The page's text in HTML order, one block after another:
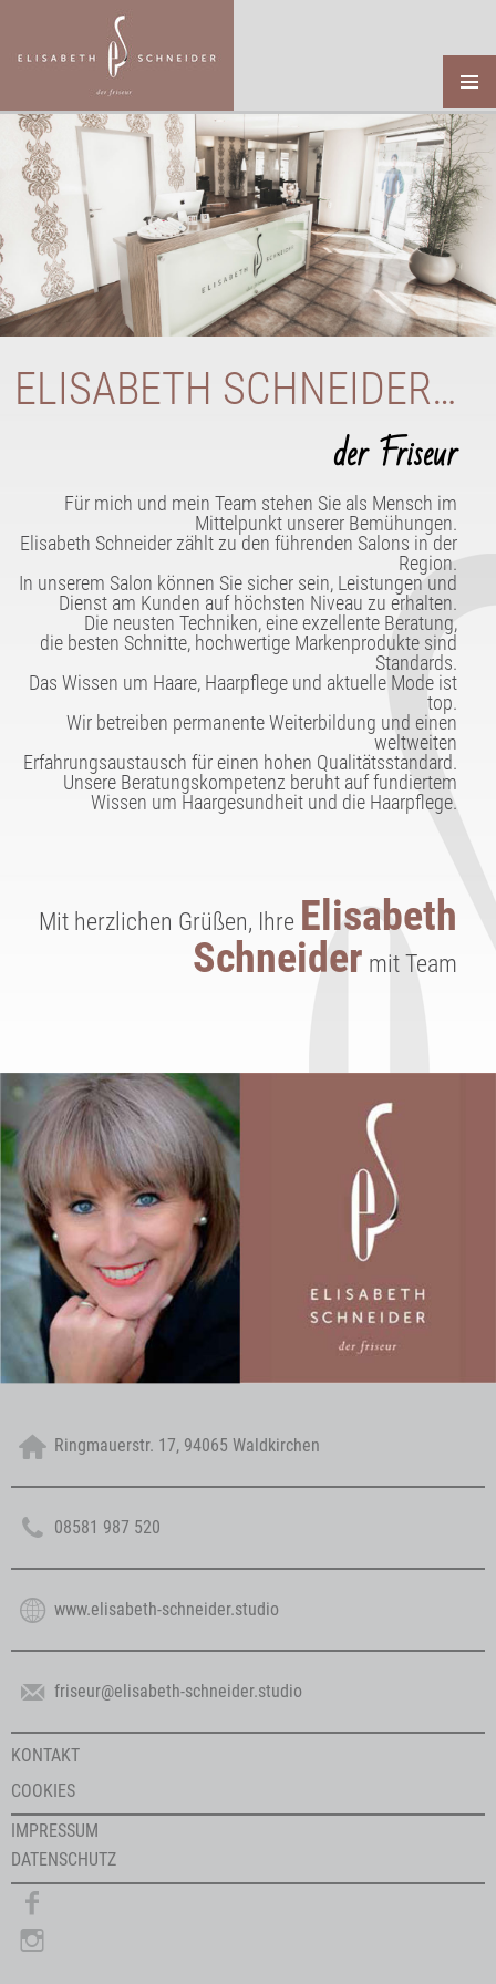
Menü
ZUM
ELISABETH SCHNEIDER…
der Friseur
Für mich und mein Team stehen Sie als Mensch im
Mittelpunkt unserer Bemühungen.
Elisabeth Schneider zählt zu den führenden Salons in der
Region.
In unserem Salon können Sie sicher sein, Leistungen und
Dienst am Kunden auf höchsten Niveau zu erhalten.
Die neusten Techniken, eine exzellente Beratung,
die besten Schnitte, hochwertige Markenprodukte sind
Standards.
Das Wissen um Haare, Haarpflege und aktuelle Mode ist
top.
Wir betreiben permanente Weiterbildung und einen
weltweiten
Erfahrungsaustausch für einen hohen Qualitätsstandard.
Unsere Beratungskompetenz beruht auf fundiertem
Wissen um Haargesundheit und die Haarpflege.
Mit herzlichen Grüßen, Ihre Elisabeth
Schneider mit Team
 Ringmauerstr. 17, 94065 Waldkirchen
 08581 987 520
 www.elisabeth-schneider.studio
 friseur@elisabeth-schneider.studio
KONTAKT
COOKIES
IMPRESSUM
DATENSCHUTZ
